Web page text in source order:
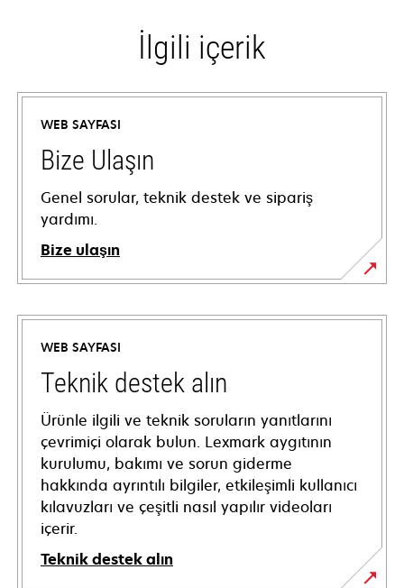
İlgili içerik
WEB SAYFASI
Bize Ulaşın
Genel sorular, teknik destek ve sipariş
yardımı.
Bize ulaşın
WEB SAYFASI
Teknik destek alın
Ürünle ilgili ve teknik soruların yanıtlarını
çevrimiçi olarak bulun. Lexmark aygıtının
kurulumu, bakımı ve sorun giderme
hakkında ayrıntılı bilgiler, etkileşimli kullanıcı
kılavuzları ve çeşitli nasıl yapılır videoları
içerir.
Teknik destek alın